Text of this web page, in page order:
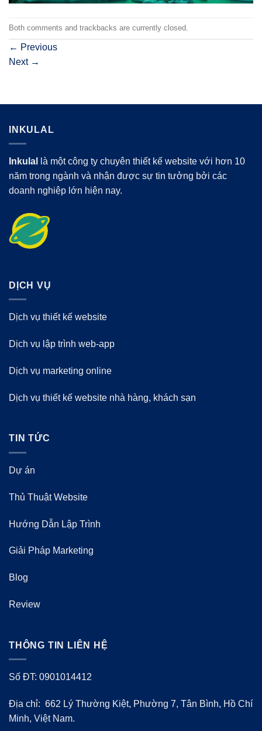
Both comments and trackbacks are currently closed.
← Previous
Next →
INKULAL
Inkulal
là một công ty chuyên thiết kế website với hơn 10
năm trong ngành và nhận được sự tin tưởng bởi các
doanh nghiệp lớn hiện nay.
DỊCH VỤ
Dịch vụ thiết kế website
Dịch vụ lập trình web-app
Dịch vụ marketing online
Dịch vụ thiết kế website nhà hàng, khách sạn
TIN TỨC
Dự án
Thủ Thuật Website
Hướng Dẫn Lập Trình
Giải Pháp Marketing
Blog
Review
THÔNG TIN LIÊN HỆ
Số ĐT: 0901014412
Địa chỉ: 662 Lý Thường Kiệt, Phường 7, Tân Bình, Hồ Chí
Minh, Việt Nam.